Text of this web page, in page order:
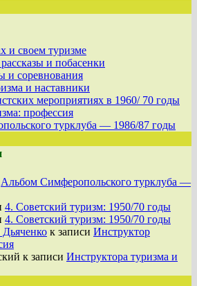
и своем туризме
и побасенки
и соревнования
и наставники
мероприятиях в 1960/ 70 годы
профессия
турклуба — 1986/87 годы
Альбом Симферопольского турклуба —
4. Советский туризм: 1950/70 годы
4. Советский туризм: 1950/70 годы
к записи Инструктор
к записи Инструктора туризма и